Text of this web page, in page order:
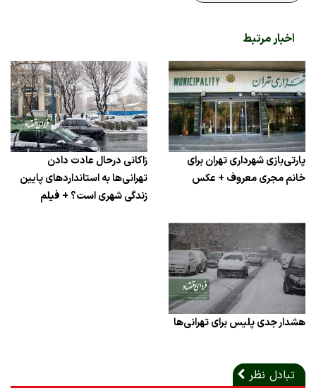
اخبار مرتبط
پارتی‌بازی شهرداری تهران برای
خانم مجری معروف + عکس
زاکانی درحال عادت دادن
تهرانی‌ها به استانداردهای پایین
زندگی شهری است؟ + فیلم
هشدار جدی پلیس برای تهرانی‌ها
تبادل نظر